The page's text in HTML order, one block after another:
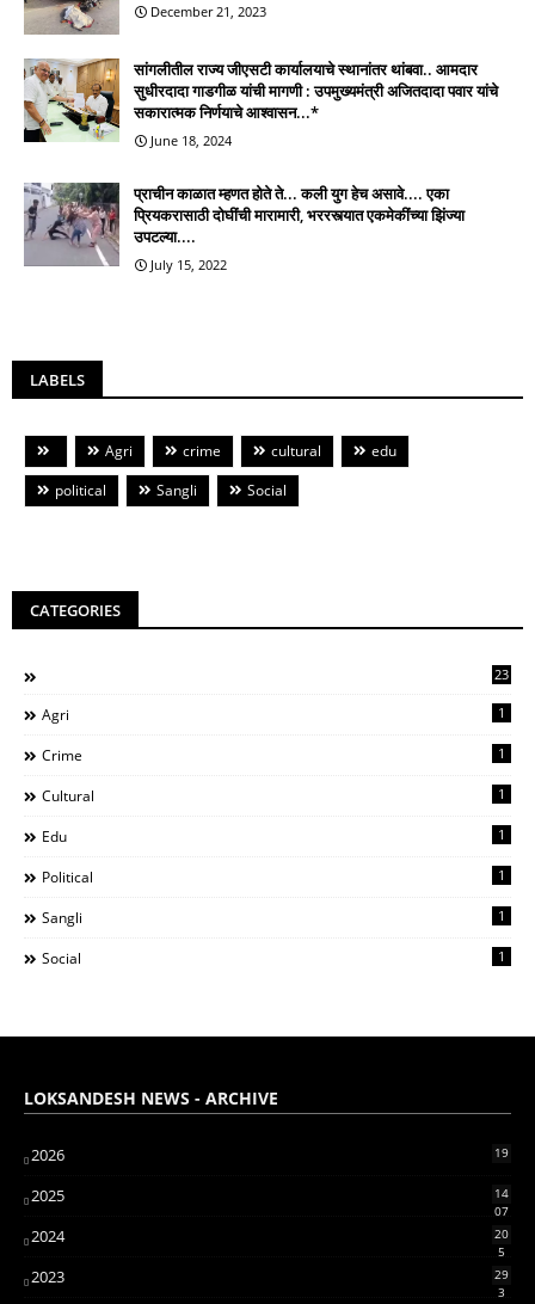
December 21, 2023
सांगलीतील राज्य जीएसटी कार्यालयाचे स्थानांतर थांबवा.. आमदार
सुधीरदादा गाडगीळ यांची मागणी : उपमुख्यमंत्री अजितदादा पवार यांचे
सकारात्मक निर्णयाचे आश्वासन...*
June 18, 2024
प्राचीन काळात म्हणत होते ते... कली युग हेच असावे.... एका
प्रियकरासाठी दोघींची मारामारी, भररस्त्यात एकमेकींच्या झिंज्या
उपटल्या....
July 15, 2022
LABELS
Agri crime cultural
edu
political
Sangli Social
CATEGORIES
23
Agri 1
Crime 1
Cultural 1
Edu 1
Political 1
Sangli 1
Social 1
LOKSANDESH NEWS - ARCHIVE
2026 19
2025
14
07
2024
20
5
2023
29
3